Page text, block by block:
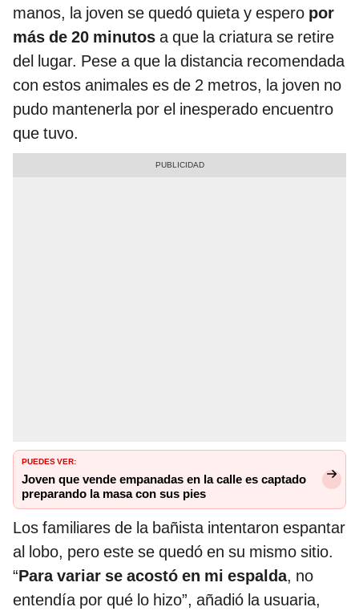
manos, la joven se quedó quieta y espero por
más de 20 minutos a que la criatura se retire
del lugar. Pese a que la distancia recomendada
con estos animales es de 2 metros, la joven no
pudo mantenerla por el inesperado encuentro
que tuvo.
PUEDES VER:
Joven que vende empanadas en la calle es captado
preparando la masa con sus pies
Los familiares de la bañista intentaron espantar
al lobo, pero este se quedó en su mismo sitio.
“Para variar se acostó en mi espalda, no
entendía por qué lo hizo”, añadió la usuaria,